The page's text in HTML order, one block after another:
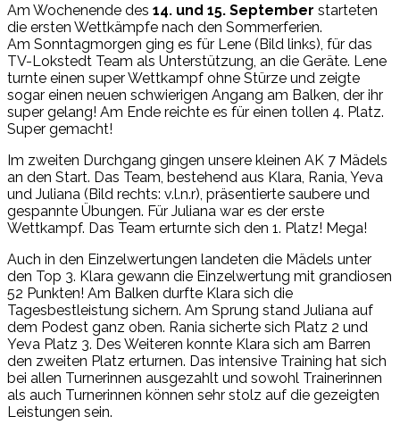
Am Wochenende des 14. und 15. September starteten
die ersten Wettkämpfe nach den Sommerferien.
Am Sonntagmorgen ging es für Lene (Bild links), für das
TV-Lokstedt Team als Unterstützung, an die Geräte. Lene
turnte einen super Wettkampf ohne Stürze und zeigte
sogar einen neuen schwierigen Angang am Balken, der ihr
super gelang! Am Ende reichte es für einen tollen 4. Platz.
Super gemacht!
Im zweiten Durchgang gingen unsere kleinen AK 7 Mädels
an den Start. Das Team, bestehend aus Klara, Rania, Yeva
und Juliana (Bild rechts: v.l.n.r), präsentierte saubere und
gespannte Übungen. Für Juliana war es der erste
Wettkampf. Das Team erturnte sich den 1. Platz! Mega!
Auch in den Einzelwertungen landeten die Mädels unter
den Top 3. Klara gewann die Einzelwertung mit grandiosen
52 Punkten! Am Balken durfte Klara sich die
Tagesbestleistung sichern. Am Sprung stand Juliana auf
dem Podest ganz oben. Rania sicherte sich Platz 2 und
Yeva Platz 3. Des Weiteren konnte Klara sich am Barren
den zweiten Platz erturnen. Das intensive Training hat sich
bei allen Turnerinnen ausgezahlt und sowohl Trainerinnen
als auch Turnerinnen können sehr stolz auf die gezeigten
Leistungen sein.